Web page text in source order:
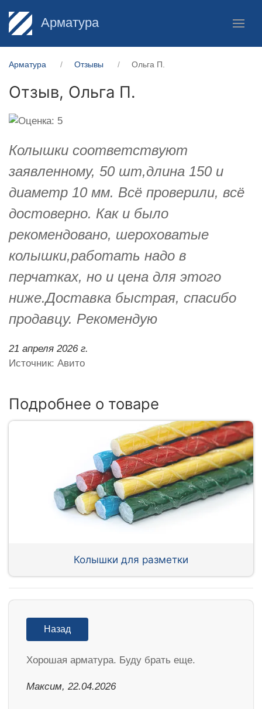
Арматура
Арматура Отзывы Ольга П.
Отзыв, Ольга П.
Колышки соответствуют
заявленному, 50 шт,длина 150 и
диаметр 10 мм. Всё проверили, всё
достоверно. Как и было
рекомендовано, шероховатые
колышки,работать надо в
перчатках, но и цена для этого
ниже.Доставка быстрая, спасибо
продавцу. Рекомендую
21 апреля 2026 г.
Источник: Авито
Подробнее о товаре
Колышки для разметки
Назад
Хорошая арматура. Буду брать еще.
Максим, 22.04.2026